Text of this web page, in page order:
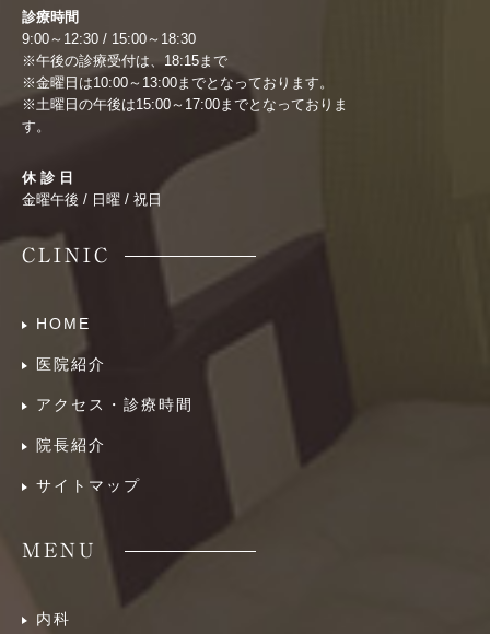
診療時間
9:00～12:30 / 15:00～18:30
※午後の診療受付は、18:15まで
※金曜日は10:00～13:00までとなっております。
※土曜日の午後は15:00～17:00までとなっておりま
す。
休 診 日
金曜午後 / 日曜 / 祝日
CLINIC
HOME
医院紹介
アクセス・診療時間
院長紹介
サイトマップ
MENU
内科